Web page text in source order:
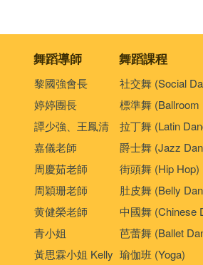
舞蹈導師 舞蹈課程
黎國強會長
婷婷團長
譚少強、王鳳清
嘉儀老師
周慶茹老師
周穎珊老師
黄健榮老師
青小姐
黃思霖小姐 Kelly
社交舞 (Social
標準舞 (Ballroom
拉丁舞 (Latin
爵士舞 (Jazz
街頭舞 (Hip Hop)
肚皮舞 (Belly
中國舞 (Chinese
芭蕾舞 (Ballet
瑜伽班 (Yoga)